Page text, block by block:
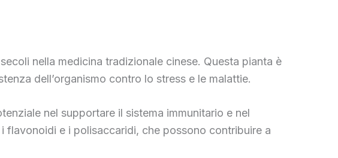
nella medicina tradizionale cinese. Questa pianta è
dell’organismo contro lo stress e le malattie.
nel supportare il sistema immunitario e nel
e i polisaccaridi, che possono contribuire a